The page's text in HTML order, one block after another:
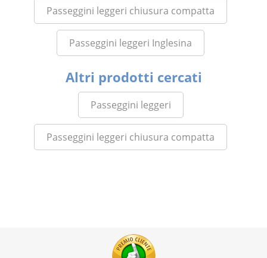
Passeggini leggeri chiusura compatta
Passeggini leggeri Inglesina
Altri prodotti cercati
Passeggini leggeri
Passeggini leggeri chiusura compatta